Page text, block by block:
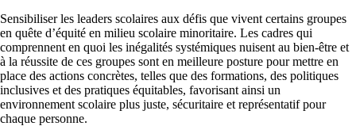
Sensibiliser les leaders scolaires aux défis que vivent certains groupes
en quête d’équité en milieu scolaire minoritaire. Les cadres qui
comprennent en quoi les inégalités systémiques nuisent au bien-être et
à la réussite de ces groupes sont en meilleure posture pour mettre en
place des actions concrètes, telles que des formations, des politiques
inclusives et des pratiques équitables, favorisant ainsi un
environnement scolaire plus juste, sécuritaire et représentatif pour
chaque personne.